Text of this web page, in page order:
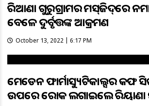
ହରିଆଣା ଗୁରୁଗ୍ରାମର ମସ୍‌ଜିଦ୍‌ରେ
ବେଳେ ଦୁର୍ବୃତ୍ତଙ୍କ ଆକ୍ରମଣ
October 13, 2022 | 6:17 PM
ମେଡେନ ଫାର୍ମାସ୍ୟୁଟିକାଲ୍ସର କଫ
ଉପରେ ରୋକ ଲଗାଇଲେ ହରିୟାଣା